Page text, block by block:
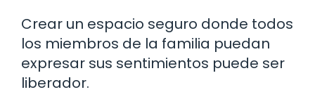
Crear un espacio seguro donde todos
los miembros de la familia puedan
expresar sus sentimientos puede ser
liberador.